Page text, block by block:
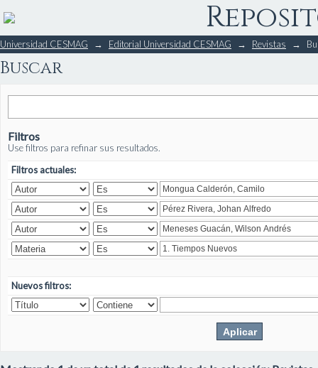
Buscar
Universidad CESMAG → Editorial Universidad CESMAG → Revistas →
Buscar
Filtros
Use filtros para refinar sus resultados.
Filtros actuales:
Nuevos filtros: